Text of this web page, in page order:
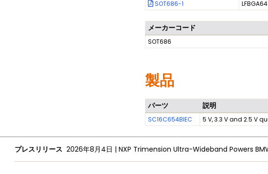
SOT686-1 LFBGA64
メーカーコード
SOT686
製品
パーツ 説明
SC16C654BIEC 5 V, 3.3 V and 2.5 V
プレスリリース 2026年8月4日 |